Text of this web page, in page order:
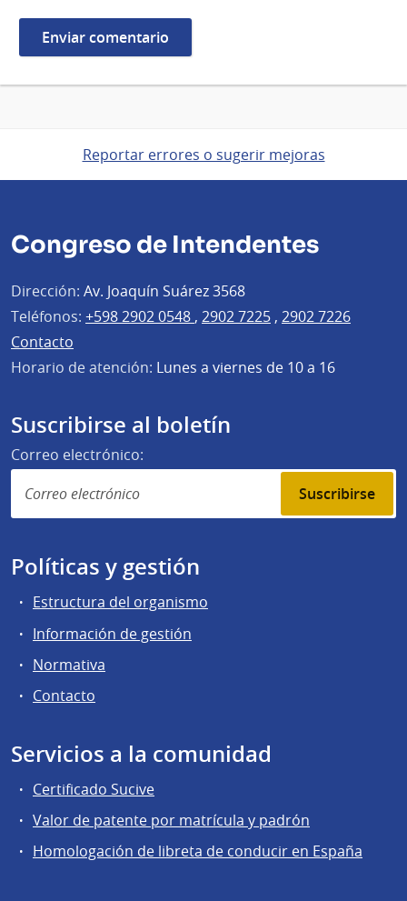
Reportar errores o sugerir mejoras
Congreso de Intendentes
Dirección: Av. Joaquín Suárez 3568
Teléfonos: +598 2902 0548 , 2902 7225 , 2902 7226
Contacto
Horario de atención: Lunes a viernes de 10 a 16
Suscribirse al boletín
Correo electrónico:
Suscribirse
Políticas y gestión
Estructura del organismo
Información de gestión
Normativa
Contacto
Servicios a la comunidad
Certificado Sucive
Valor de patente por matrícula y padrón
Homologación de libreta de conducir en España